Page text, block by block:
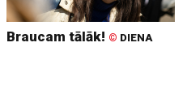
Braucam tālāk! © DIENA